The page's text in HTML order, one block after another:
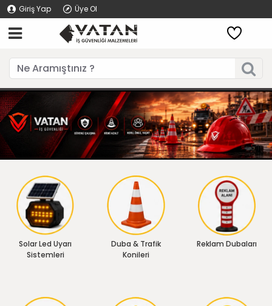
Giriş Yap Üye Ol
Solar Led Uyarı
Sistemleri
Duba & Trafik
Konileri
Reklam Dubaları